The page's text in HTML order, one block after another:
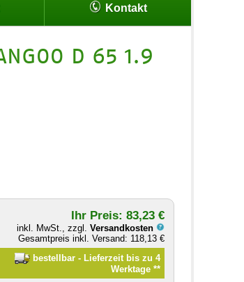
Kontakt
D 65 1.9
Ihr Preis: 83,23 €
inkl. MwSt., zzgl.Versandkosten
Gesamtpreis inkl. Versand: 118,13 €
bestellbar - Lieferzeit bis zu 4
Werktage **